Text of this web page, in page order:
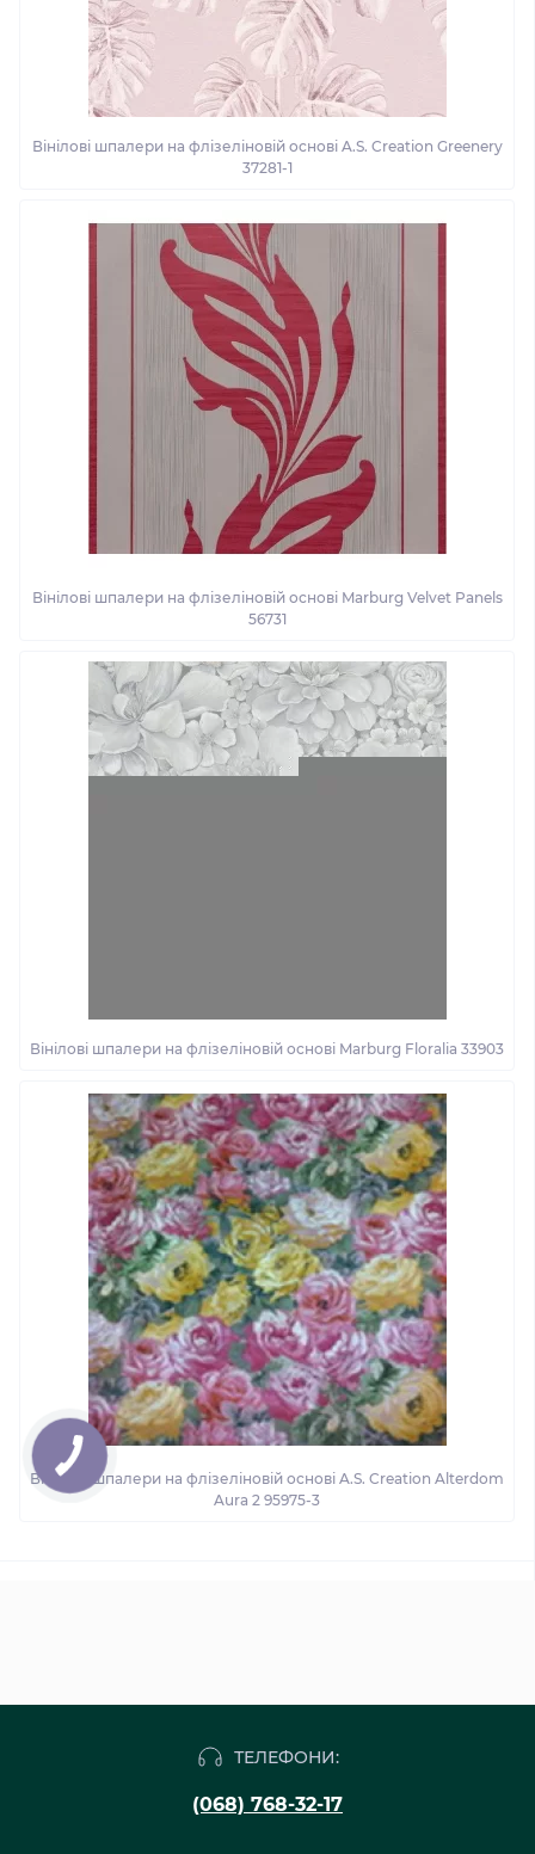
Вінілові шпалери на флізеліновій основі A.S. Creation Greenery
37281-1
Вінілові шпалери на флізеліновій основі Marburg Velvet Panels
56731
Вінілові шпалери на флізеліновій основі Marburg Floralia 33903
Вінілові шпалери на флізеліновій основі A.S. Creation Alterdom
Aura 2 95975-3
ТЕЛЕФОНИ:
(068) 768-32-17